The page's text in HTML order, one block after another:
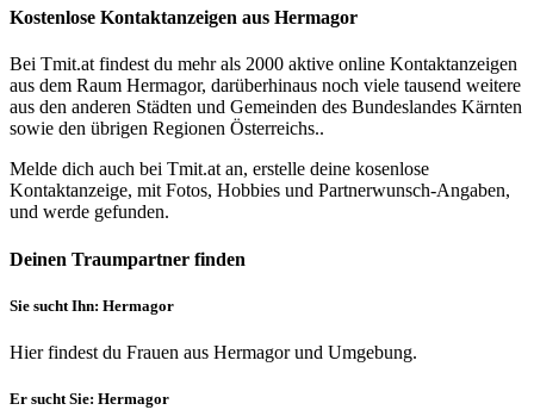
Kostenlose Kontaktanzeigen aus Hermagor
Bei Tmit.at findest du mehr als 2000 aktive online Kontaktanzeigen
aus dem Raum Hermagor, darüberhinaus noch viele tausend weitere
aus den anderen Städten und Gemeinden des Bundeslandes Kärnten
sowie den übrigen Regionen Österreichs..
Melde dich auch bei Tmit.at an, erstelle deine kosenlose
Kontaktanzeige, mit Fotos, Hobbies und Partnerwunsch-Angaben,
und werde gefunden.
Deinen Traumpartner finden
Sie sucht Ihn: Hermagor
Hier findest du Frauen aus Hermagor und Umgebung.
Er sucht Sie: Hermagor